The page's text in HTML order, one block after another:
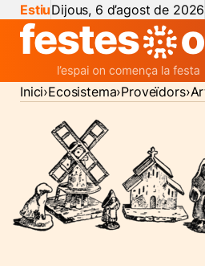
EstiuDijous, 6 d’agost de 2026
Inici Ecosistema Proveïdors